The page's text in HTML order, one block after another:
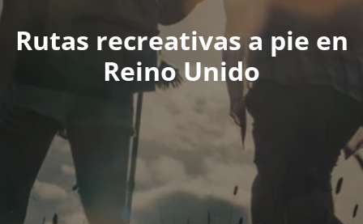
Rutas recreativas a pie en
Reino Unido